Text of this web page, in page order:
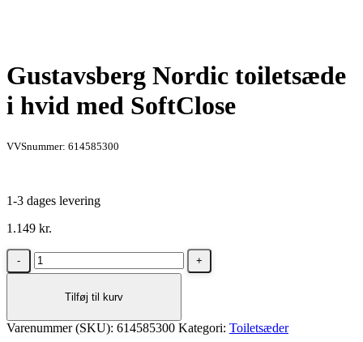
Gustavsberg Nordic toiletsæde
i hvid med SoftClose
VVSnummer: 614585300
1-3 dages levering
1.149 kr.
Gustavsberg
Nordic
med
Tilføj til kurv
Varenummer (SKU): 614585300 Kategori: Toiletsæder